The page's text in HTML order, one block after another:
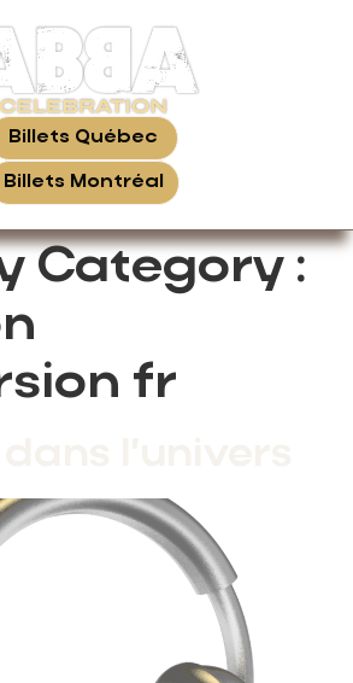
Billets Québec
Billets Montréal
Category :
fr